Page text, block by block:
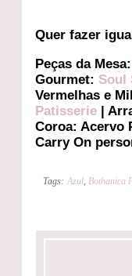
Quer fazer
Peças da Mesa:
Gourmet: Soul
Vermelhas e
Patisserie |
Coroa: Acervo
Carry On
Tags: Azul, Bothanica